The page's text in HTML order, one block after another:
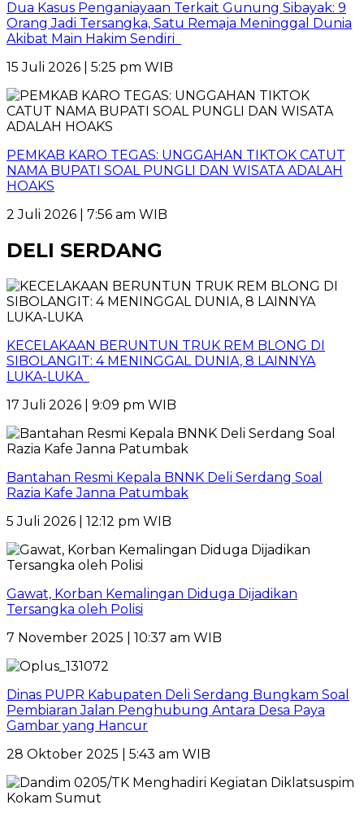
Dua Kasus Penganiayaan Terkait Gunung Sibayak: 9
Orang Jadi Tersangka, Satu Remaja Meninggal Dunia
Akibat Main Hakim Sendiri
15 Juli 2026 | 5:25 pm WIB
PEMKAB KARO TEGAS: UNGGAHAN TIKTOK CATUT
NAMA BUPATI SOAL PUNGLI DAN WISATA ADALAH
HOAKS
2 Juli 2026 | 7:56 am WIB
DELI SERDANG
KECELAKAAN BERUNTUN TRUK REM BLONG DI
SIBOLANGIT: 4 MENINGGAL DUNIA, 8 LAINNYA
LUKA-LUKA
17 Juli 2026 | 9:09 pm WIB
Bantahan Resmi Kepala BNNK Deli Serdang Soal
Razia Kafe Janna Patumbak
5 Juli 2026 | 12:12 pm WIB
Gawat, Korban Kemalingan Diduga Dijadikan
Tersangka oleh Polisi
7 November 2025 | 10:37 am WIB
Dinas PUPR Kabupaten Deli Serdang Bungkam Soal
Pembiaran Jalan Penghubung Antara Desa Paya
Gambar yang Hancur
28 Oktober 2025 | 5:43 am WIB